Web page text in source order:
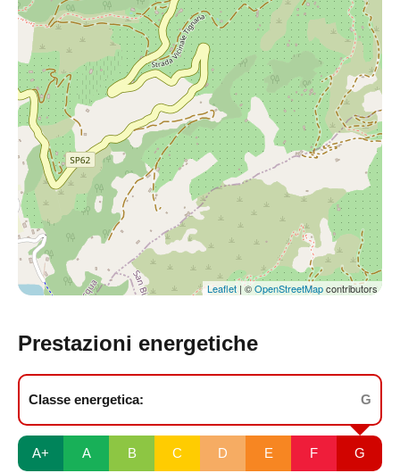
Leaflet| ©OpenStreetMapcontributors
Prestazioni energetiche
Classe energetica: G
A+ A B C D E F G